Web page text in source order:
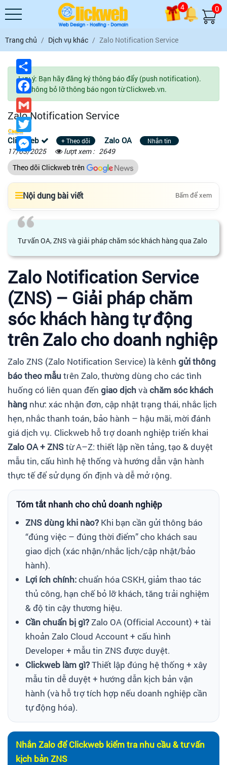
4 0
Trang chủ Dịch vụ khác Zalo Notification Service
Lưu ý: Bạn hãy đăng ký thông báo đẩy (push notification).
Để không bỏ lỡ thông báo ngon từ Clickweb.vn.
Zalo Notification Service
Clickweb + Theo dõi Zalo OA Nhắn tin
17/03/2025 lượt xem : 2649
Theo dõi Clickweb trên
Nội dung bài viết Bấm để xem
Tư vấn OA, ZNS và giải pháp chăm sóc khách hàng qua Zalo
Zalo Notification Service
(ZNS) – Giải pháp chăm
sóc khách hàng tự động
trên Zalo cho doanh nghiệp
Zalo ZNS (Zalo Notification Service) là kênh gửi thông
báo theo mẫutrên Zalo, thường dùng cho các tình
huống có liên quan đến giao dịchvàchăm sóc khách
hàng như: xác nhận đơn, cập nhật trạng thái, nhắc lịch
hẹn, nhắc thanh toán, bảo hành – hậu mãi, mời đánh
giá dịch vụ. Clickweb hỗ trợ doanh nghiệp triển khai
Zalo OA + ZNStừ A–Z: thiết lập nền tảng, tạo & duyệt
mẫu tin, cấu hình hệ thống và hướng dẫn vận hành
thực tế để sử dụng ổn định và dễ mở rộng.
Tóm tắt nhanh cho chủ doanh nghiệp
ZNS dùng khi nào? Khi bạn cần gửi thông báo
“đúng việc – đúng thời điểm” cho khách sau
giao dịch (xác nhận/nhắc lịch/cập nhật/bảo
hành).
Lợi ích chính:chuẩn hóa CSKH, giảm thao tác
thủ công, hạn chế bỏ lỡ khách, tăng trải nghiệm
& độ tin cậy thương hiệu.
Cần chuẩn bị gì?Zalo OA (Official Account) + tài
khoản Zalo Cloud Account + cấu hình
Developer + mẫu tin ZNS được duyệt.
Clickweb làm gì?Thiết lập đúng hệ thống + xây
mẫu tin dễ duyệt + hướng dẫn kịch bản vận
hành (và hỗ trợ tích hợp nếu doanh nghiệp cần
tự động hóa).
Nhắn Zalo để Clickweb kiểm tra nhu cầu & tư vấn
kịch bản ZNS
Facebook
Gmail
Twitter
Messenger